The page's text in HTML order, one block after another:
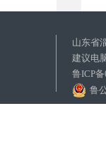
山东省
建议电
鲁ICP
鲁